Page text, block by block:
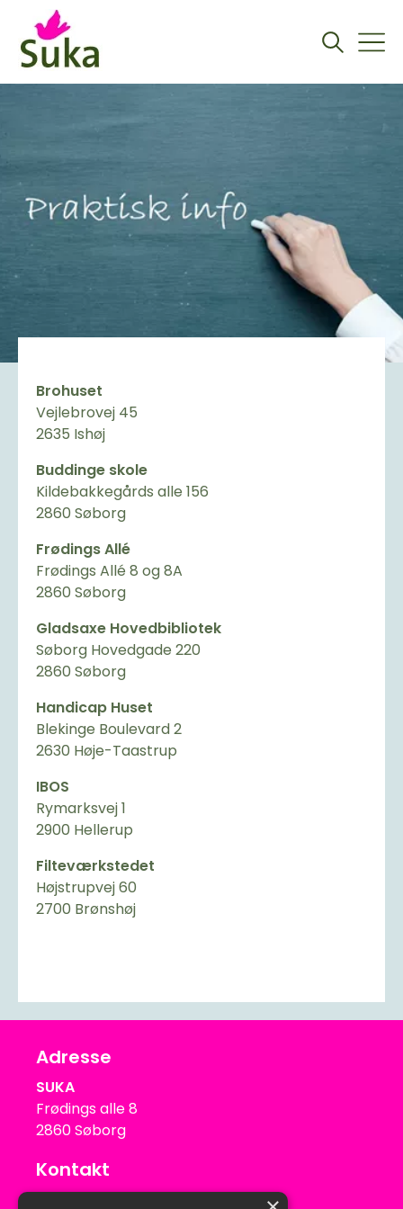
Brohuset
Vejlebrovej 45
2635 Ishøj
Buddinge skole
Kildebakkegårds alle 156
2860 Søborg
Frødings Allé
Frødings Allé 8 og 8A
2860 Søborg
Gladsaxe Hovedbibliotek
Søborg Hovedgade 220
2860 Søborg
Handicap Huset
Blekinge Boulevard 2
2630 Høje-Taastrup
IBOS
Rymarksvej 1
2900 Hellerup
Filteværkstedet
Højstrupvej 60
2700 Brønshøj
Adresse
SUKA
Frødings alle 8
2860 Søborg
Kontakt